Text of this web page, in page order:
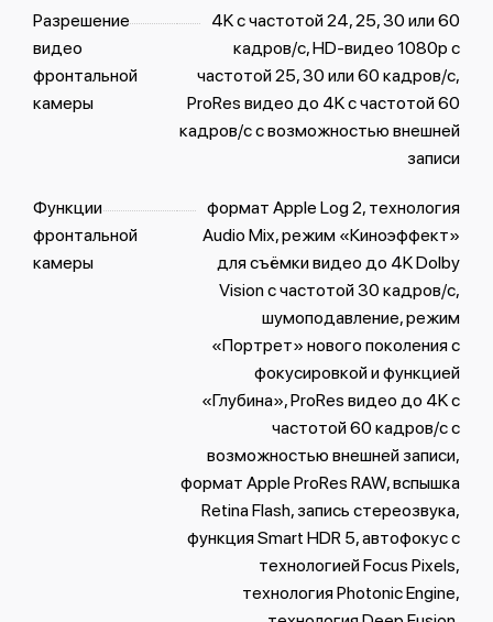
Разрешение
видео
фронтальной
камеры
4K с частотой 24, 25, 30 или 60
кадров/с, HD-видео 1080p с
частотой 25, 30 или 60 кадров/с,
ProRes видео до 4K с частотой 60
кадров/с с возможностью внешней
записи
Функции
фронтальной
камеры
формат Apple Log 2, технология
Audio Mix, режим «Киноэффект»
для съёмки видео до 4K Dolby
Vision с частотой 30 кадров/с,
шумоподавление, режим
«Портрет» нового поколения с
фокусировкой и функцией
«Глубина», ProRes видео до 4K с
частотой 60 кадров/с с
возможностью внешней записи,
формат Apple ProRes RAW, вспышка
Retina Flash, запись стереозвука,
функция Smart HDR 5, автофокус с
технологией Focus Pixels,
технология Photonic Engine,